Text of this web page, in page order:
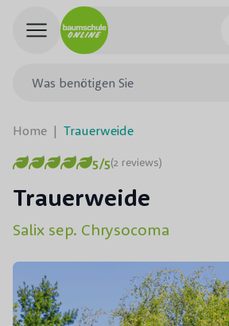
Skip to Content
Home | Trauerweide
5/5(2 reviews)
Trauerweide
Salix sep. Chrysocoma